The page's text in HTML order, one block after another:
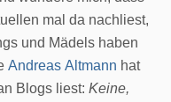
mal da nachliest,
und Mädels haben
Andreas Altmann hat
Blogs liest:Keine,